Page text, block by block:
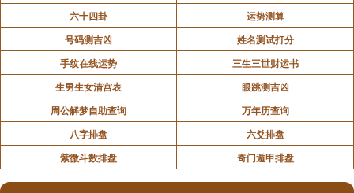
南无水天佛
南无坚德佛
南无栴(zhān)檀(tán)功德佛
南无无量拘(jū)光佛
南无光德佛
南无无忧德佛
六十四卦
运势测算
号码测吉凶
姓名测试打分
手纹在线运势
三生三世财运书
生男生女清宫表
眼跳测吉凶
周公解梦自助查询
万年历查询
八字排盘
六爻排盘
紫微斗数排盘
奇门遁甲排盘